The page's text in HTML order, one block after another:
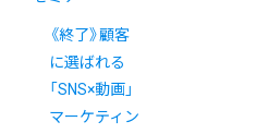
《終了》顧客
に選ばれる
「SNS×動画」
マーケティン